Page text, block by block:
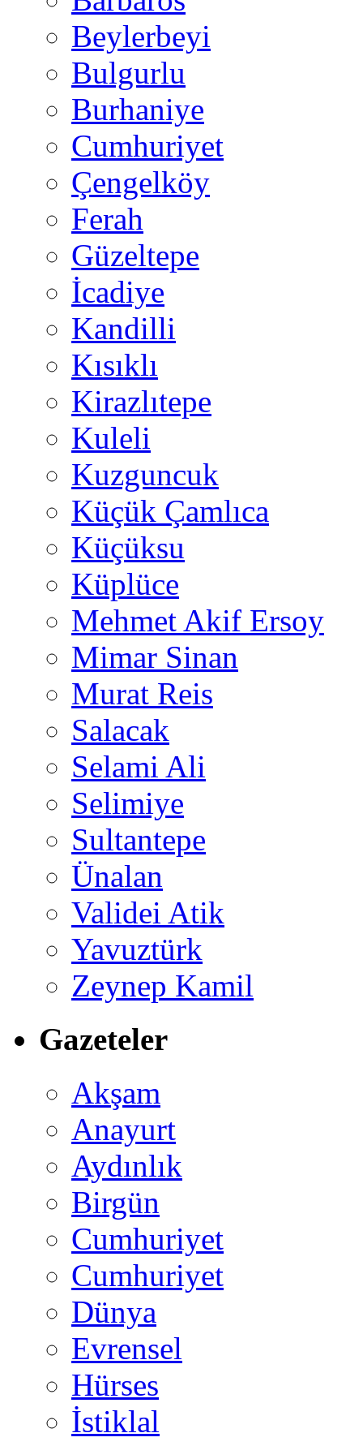
Beylerbeyi
Bulgurlu
Burhaniye
Cumhuriyet
Çengelköy
Ferah
Güzeltepe
İcadiye
Kandilli
Kısıklı
Kirazlıtepe
Kuleli
Kuzguncuk
Küçük Çamlıca
Küçüksu
Küplüce
Mehmet Akif Ersoy
Mimar Sinan
Murat Reis
Salacak
Selami Ali
Selimiye
Sultantepe
Ünalan
Validei Atik
Yavuztürk
Zeynep Kamil
Gazeteler
Akşam
Anayurt
Aydınlık
Birgün
Cumhuriyet
Cumhuriyet
Dünya
Evrensel
Hürses
İstiklal